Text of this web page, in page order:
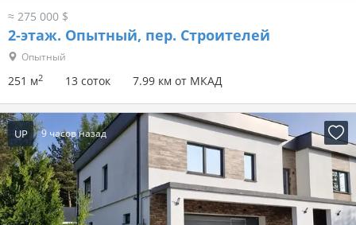
≈ 275 000 $
2-этаж. Опытный, пер. Строителей
Опытный
251 м2 13 соток 7.99 км от МКАД
UP 9 часов назад